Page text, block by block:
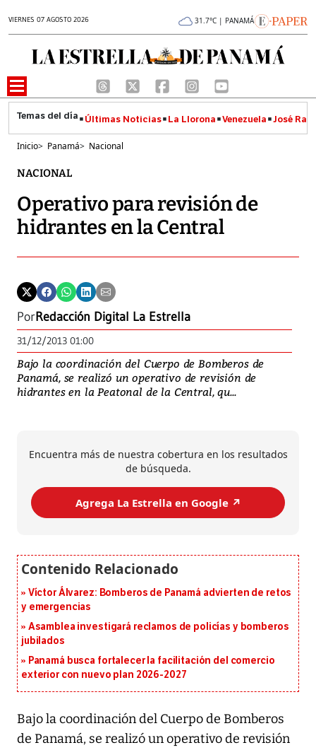
VIERNES 07 AGOSTO 2026 31.7°C | PANAMÁ
Últimas Noticias La Llorona Venezuela José
Inicio> Panamá> Nacional
NACIONAL
Operativo para revisión de
hidrantes en la Central
PorRedacción Digital La Estrella
31/12/2013 01:00
Bajo la coordinación del Cuerpo de Bomberos de
Panamá, se realizó un operativo de revisión de
hidrantes en la Peatonal de la Central, qu...
Encuentra más de nuestra cobertura en los resultados
de búsqueda.
Agrega La Estrella en Google ↗️
Víctor Álvarez: Bomberos de Panamá advierten de retos
y emergencias
Asamblea investigará reclamos de policías y bomberos
jubilados
Panamá busca fortalecer la facilitación del comercio
exterior con nuevo plan 2026-2027
Bajo la coordinación del Cuerpo de Bomberos
de Panamá, se realizó un operativo de revisión